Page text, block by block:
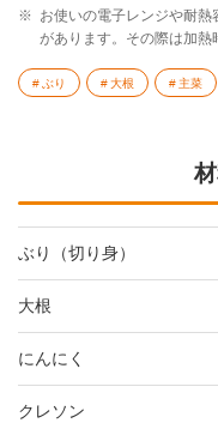
※ お使いの電子レンジや耐
があります。その際は加熱
ぶり 大根 主菜
ぶり（切り身）
大根
にんにく
クレソン